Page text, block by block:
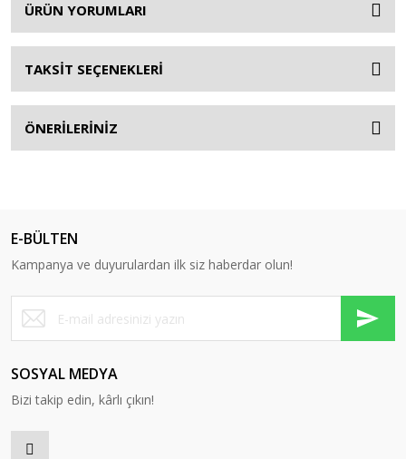
ÜRÜN YORUMLARI
TAKSİT SEÇENEKLERİ
ÖNERİLERİNİZ
E-BÜLTEN
Kampanya ve duyurulardan ilk siz haberdar olun!
SOSYAL MEDYA
Bizi takip edin, kârlı çıkın!